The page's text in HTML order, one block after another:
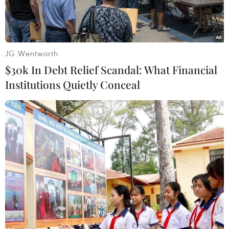
nhà...
Công nhân làm việc tại Công ty Cơ khí Động lực Toàn Cầu -
doanh nghiệp có vốn FDI tại Khu Công nghiệp Giang Điền,
huyện Trảng Bom (Đồng Nai). (Ảnh: Hồng Đạt/TTXVN)
Ngày 28/3, Ủy ban Nhân dân tỉnh Đồng Nai tổ
JG Wentworth
$30k In Debt Relief Scandal: What Financial
Institutions Quietly Conceal